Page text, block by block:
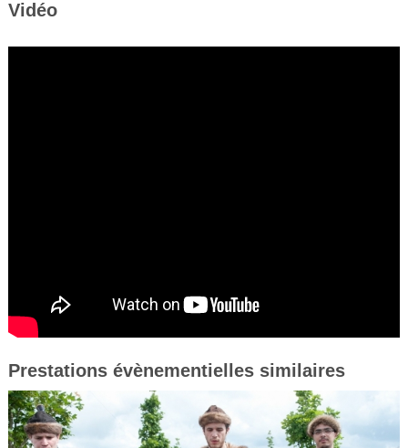
Vidéo
Prestations évènementielles similaires